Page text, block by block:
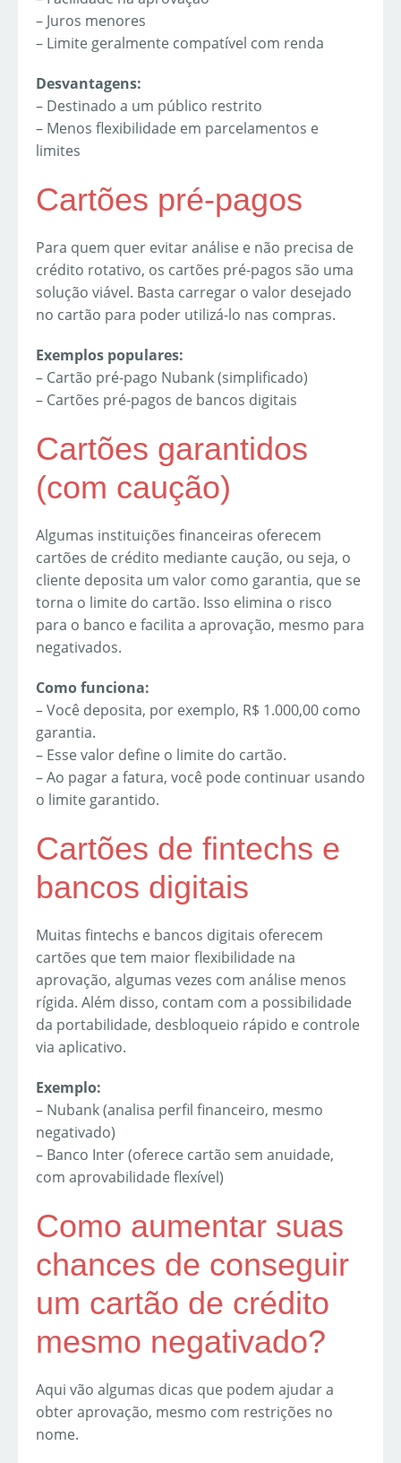
– Juros menores
– Limite geralmente compatível com renda
Desvantagens:
– Destinado a um público restrito
– Menos flexibilidade em parcelamentos e
limites
Cartões pré-pagos
Para quem quer evitar análise e não precisa de
crédito rotativo, os cartões pré-pagos são uma
solução viável. Basta carregar o valor desejado
no cartão para poder utilizá-lo nas compras.
Exemplos populares:
– Cartão pré-pago Nubank (simplificado)
– Cartões pré-pagos de bancos digitais
Cartões garantidos
(com caução)
Algumas instituições financeiras oferecem
cartões de crédito mediante caução, ou seja, o
cliente deposita um valor como garantia, que se
torna o limite do cartão. Isso elimina o risco
para o banco e facilita a aprovação, mesmo para
negativados.
Como funciona:
– Você deposita, por exemplo, R$ 1.000,00 como
garantia.
– Esse valor define o limite do cartão.
– Ao pagar a fatura, você pode continuar usando
o limite garantido.
Cartões de fintechs e
bancos digitais
Muitas fintechs e bancos digitais oferecem
cartões que tem maior flexibilidade na
aprovação, algumas vezes com análise menos
rígida. Além disso, contam com a possibilidade
da portabilidade, desbloqueio rápido e controle
via aplicativo.
Exemplo:
– Nubank (analisa perfil financeiro, mesmo
negativado)
– Banco Inter (oferece cartão sem anuidade,
com aprovabilidade flexível)
Como aumentar suas
chances de conseguir
um cartão de crédito
mesmo negativado?
Aqui vão algumas dicas que podem ajudar a
obter aprovação, mesmo com restrições no
nome.